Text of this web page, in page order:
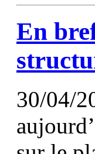
En
30/04/